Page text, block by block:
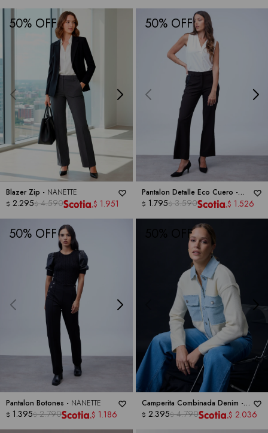
50
Blazer Zip - NANETTE
$ 2.295$ 4.590 $ 1.951
50
Pantalon Detalle Eco Cuero -
NANETTE
$ 1.795$ 3.590 $ 1.526
50
Pantalon Botones - NANETTE
$ 1.395$ 2.790 $ 1.186
Camperita Combinada Denim -
NANETTE
$ 2.395$ 4.790 $ 2.036